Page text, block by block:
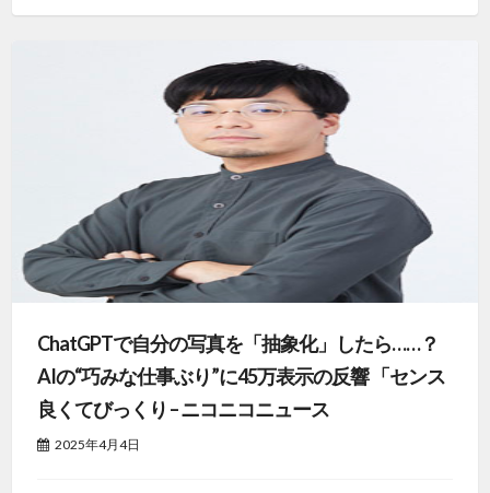
ChatGPTで自分の写真を「抽象化」したら……？
AIの“巧みな仕事ぶり”に45万表示の反響 「センス
良くてびっくり – ニコニコニュース
2025年4月4日